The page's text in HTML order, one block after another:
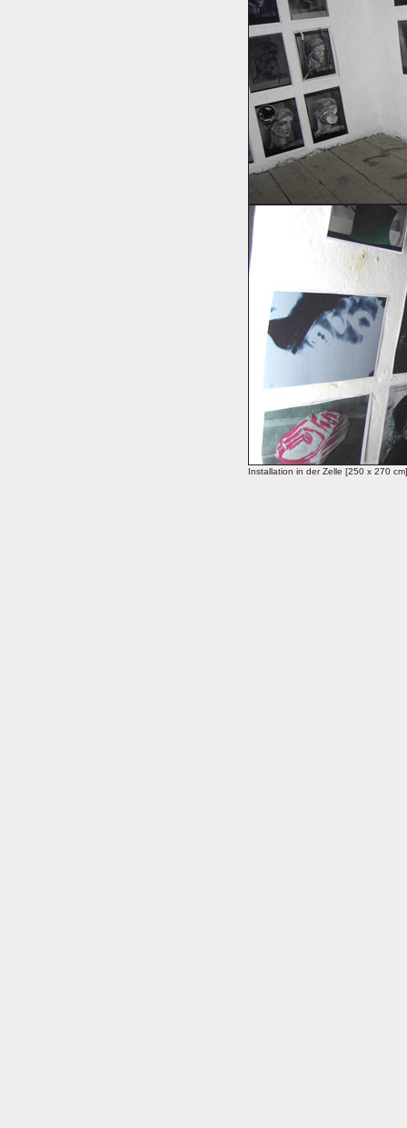
Installation in der Zelle [250 x 270